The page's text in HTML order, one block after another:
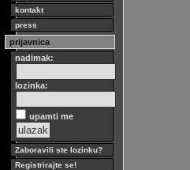
kontakt
press
prijavnica
nadimak:
lozinka:
upamti me
Zaboravili ste lozinku?
Registrirajte se!